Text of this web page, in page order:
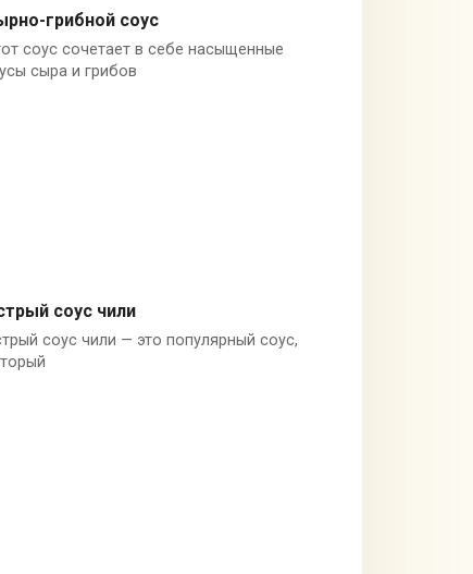
Шампиньоны
грибной соус
соус сочетает в себе насыщенные
сыра и грибов
Красный перец чили
соус чили
соус чили — это популярный соус,